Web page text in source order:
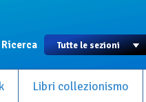
Ricerca
Libri collezionismo